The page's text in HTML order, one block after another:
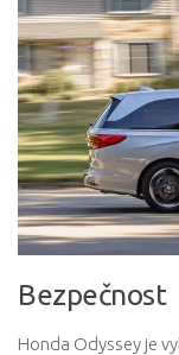
Bezpečnost
Honda Odyssey je